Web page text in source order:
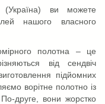
(Україна) ви можете
нашого власного
полотна – це
від сендвіч
підйомних
ворітне полотно із
друге, вони жорстко